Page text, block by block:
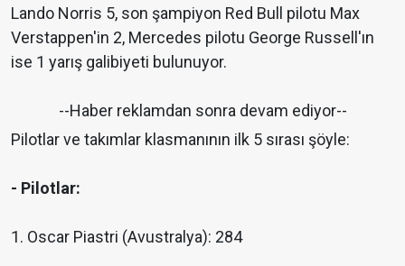
Lando Norris 5, son şampiyon Red Bull pilotu Max
Verstappen'in 2, Mercedes pilotu George Russell'ın
ise 1 yarış galibiyeti bulunuyor.
--Haber reklamdan sonra devam ediyor--
Pilotlar ve takımlar klasmanının ilk 5 sırası şöyle:
- Pilotlar:
1. Oscar Piastri (Avustralya): 284